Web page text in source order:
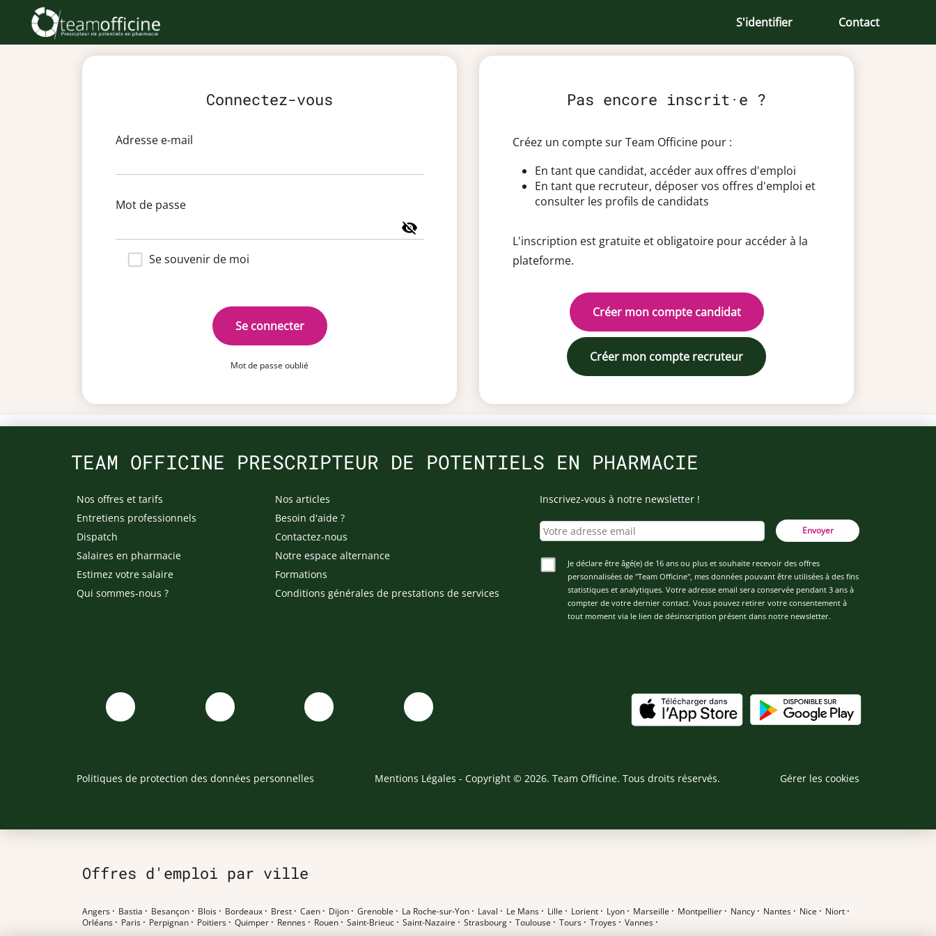
S'identifier Contact
Connectez-vous
Adresse e-mail
Mot de passe
Se souvenir de moi
Se connecter
Mot de passe oublié
Pas encore inscrit·e ?
Créez un compte sur Team Officine pour :
En tant que candidat, accéder aux offres d'emploi
En tant que recruteur, déposer vos offres d'emploi et
consulter les profils de candidats
L'inscription est gratuite et obligatoire pour accéder à la
plateforme.
Créer mon compte candidat
Créer mon compte recruteur
TEAM OFFICINE PRESCRIPTEUR DE POTENTIELS EN PHARMACIE
Nos offres et tarifs
Entretiens professionnels
Dispatch
Salaires en pharmacie
Estimez votre salaire
Qui sommes-nous ?
Nos articles
Besoin d'aide ?
Contactez-nous
Notre espace alternance
Formations
Conditions générales de prestations de services
Inscrivez-vous à notre newsletter !
Envoyer
Je déclare être âgé(e) de 16 ans ou plus et souhaite recevoir des offres
personnalisées de "Team Officine", mes données pouvant être utilisées à des fins
statistiques et analytiques. Votre adresse email sera conservée pendant 3 ans à
compter de votre dernier contact. Vous pouvez retirer votre consentement à
tout moment via le lien de désinscription présent dans notre newsletter.
Politiques de protection des données personnelles Mentions Légales - Copyright © 2026. Team Officine. Tous droits réservés. Gérer les cookies
Offres d'emploi par ville
Angers · Bastia · Besançon · Blois · Bordeaux · Brest · Caen · Dijon · Grenoble · La Roche-sur-Yon · Laval · Le Mans · Lille · Lorient · Lyon · Marseille · Montpellier · Nancy · Nantes · Nice · Niort ·
Orléans · Paris · Perpignan · Poitiers · Quimper · Rennes · Rouen · Saint-Brieuc · Saint-Nazaire · Strasbourg · Toulouse · Tours · Troyes · Vannes ·